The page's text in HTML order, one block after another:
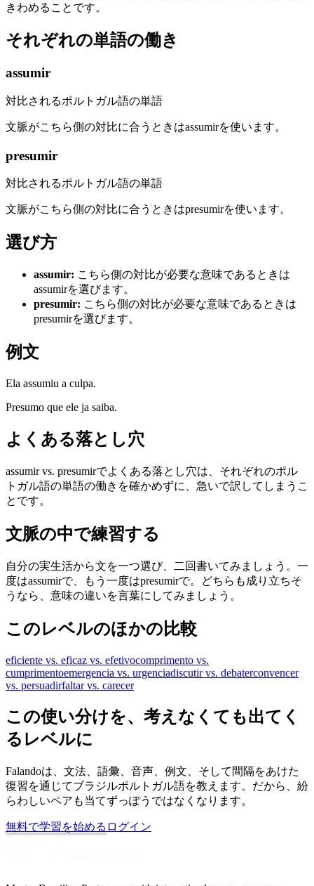
きわめることです。
それぞれの単語の働き
assumir
対比されるポルトガル語の単語
文脈がこちら側の対比に合うときはassumirを使います。
presumir
対比されるポルトガル語の単語
文脈がこちら側の対比に合うときはpresumirを使います。
選び方
assumir: こちら側の対比が必要な意味であるときは
assumirを選びます。
presumir: こちら側の対比が必要な意味であるときは
presumirを選びます。
例文
Ela assumiu a culpa.
Presumo que ele ja saiba.
よくある落とし穴
assumir vs. presumirでよくある落とし穴は、それぞれのポル
トガル語の単語の働きを確かめずに、急いで訳してしまうこ
とです。
文脈の中で練習する
自分の実生活から文を一つ選び、二回書いてみましょう。一
度はassumirで、もう一度はpresumirで。どちらも成り立ちそ
うなら、意味の違いを言葉にしてみましょう。
このレベルのほかの比較
eficiente vs. eficaz vs. efetivocomprimento vs.
cumprimentoemergencia vs. urgenciadiscutir vs. debaterconvencer
vs. persuadirfaltar vs. carecer
この使い分けを、考えなくても出てく
るレベルに
Falandoは、文法、語彙、音声、例文、そして間隔をあけた
復習を通じてブラジルポルトガル語を教えます。だから、紛
らわしいペアも当てずっぽうではなくなります。
無料で学習を始める ログイン